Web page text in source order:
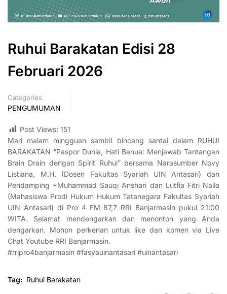
Ruhui Barakatan Edisi 28
Februari 2026
Categories
PENGUMUMAN
Post Views: 151
Mari malam mingguan sambil bincang santai dalam RUHUI
BARAKATAN “Paspor Dunia, Hati Banua: Menjawab Tantangan
Brain Drain dengan Spirit Ruhui” bersama Narasumber Novy
Listiana, M.H. (Dosen Fakultas Syariah UIN Antasari) dan
Pendamping *Muhammad Sauqi Anshari dan Lutfia Fitri Naila
(Mahasiswa Prodi Hukum Hukum Tatanegara Fakultas Syariah
UIN Antasari) di Pro 4 FM 87,7 RRI Banjarmasin pukul 21:00
WITA. Selamat mendengarkan dan menonton yang Anda
dengarkan. Mohon perkenan untuk like dan komen via Live
Chat Youtube RRI Banjarmasin.
#rripro4banjarmasin #fasyauinantasari #uinantasari
Tag: Ruhui Barakatan